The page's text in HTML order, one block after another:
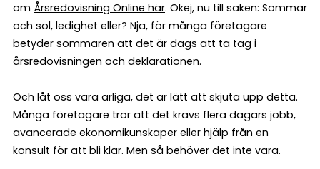
om Årsredovisning Online här. Okej, nu till saken: Sommar
och sol, ledighet eller? Nja, för många företagare
betyder sommaren att det är dags att ta tag i
årsredovisningen och deklarationen.
Och låt oss vara ärliga, det är lätt att skjuta upp detta.
Många företagare tror att det krävs flera dagars jobb,
avancerade ekonomikunskaper eller hjälp från en
konsult för att bli klar. Men så behöver det inte vara.